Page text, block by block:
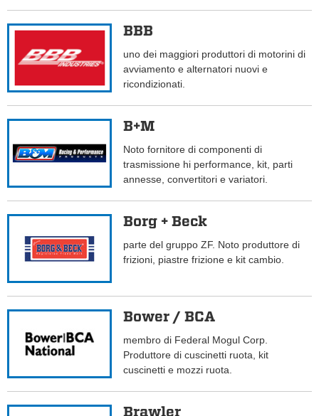
BBB
uno dei maggiori produttori di motorini di
avviamento e alternatori nuovi e
ricondizionati.
B+M
Noto fornitore di componenti di
trasmissione hi performance, kit, parti
annesse, convertitori e variatori.
Borg + Beck
parte del gruppo ZF. Noto produttore di
frizioni, piastre frizione e kit cambio.
Bower / BCA
membro di Federal Mogul Corp.
Produttore di cuscinetti ruota, kit
cuscinetti e mozzi ruota.
Brawler